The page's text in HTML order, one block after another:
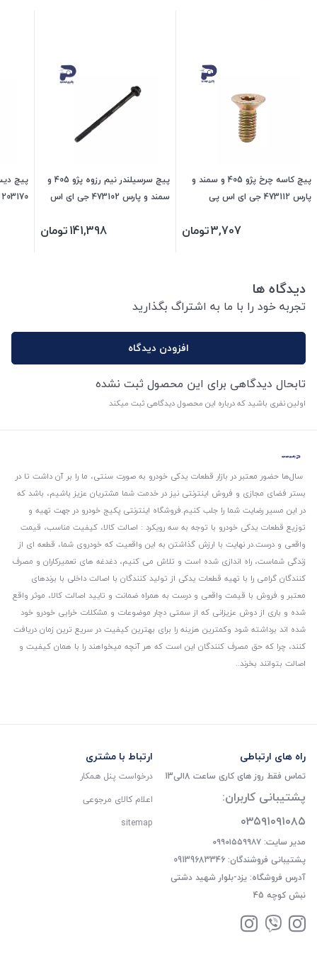
پیچ کاسه چرخ پژو 405 و سمند و
پارس 473112 جی ای اس پی
3,707تومان
پیچ سرسیلندر نیم رزوه پژو 405 و
سمند و پارس 473102 جی ای اس
141,398تومان
203170 جی ای اس پی
دیدگاه ها
تجربه خود را با ما به اشتراگ بگذارید
افزودن دیدگاه
تابحال دیدگاهی برای این محصول ثبت نشده
اولین نفری باشید که درباره این محصول دیدگاهی ثبت میکند
سال‌ها حضور معتبر در بازار قطعات یدکی خودرو به صورت سنتی، ما را بر آن داشت تا در
بستر فضای مجازی و فروش اینترنتی نیز در خدمت شما مشتریان عزیز باشیم، باشد که
در این مسیر رضایت شما را جلب کنیم.فروشگاه اینترنتی پکیج خودرو در جهت تهیه و
توزیع قطعات یدکی خودرو با توجه به سه رویکرد : اصالت کالا، کیفیت مناسب، قیمت
واقعی و درست.در نهایت با ارزش گذاشتن به این واقعیت که خودروی شما، قطعه ای از
زندگی شماست، راه اندازی شده است و تلاش می کنیم، دغدغه های تعمیرکاران و مصرف
کنندگان گرامی را با تهیه قطعات یدکی از تولید کنندگان با اصالت داخلی با برندهای
معتبر و فروش با قیمت واقعی و درست به همراه ضمانت و تایید اصالت کالا، موثر واقع
شده و باری از دوش عزیزانی که از سمتی دچار موضوعات و مشکلات خرابی خودرو خود
شده اند برداشته شود و‌کمترین هزینه را برای بهترین کیفیت در سریع ترین زمان دریافت
کنند، چرا که حق مصرف کنندگان این است که هر آنچه میخواهند را با همان کیفیت و
اصالت بتوانند بخرند..
راه های ارتباطی
تماس فقط روز های کاری ساعت 8الی13
پشتیبانی کاربران:
۰۳۵۹۱۰۹۱۰۸۵
مدیر سایت: ۰۹۹۰۱۵۵۹۹۸۷
پشتیبانی فروشندگان: 09139683346
آدرس فروشگاه: یزد-بلوار شهید دشتی
نبش کوچه 45
ارتباط با مشتری
درخواست پنل همکار
اعلام کالای مرجوعی
sitemap